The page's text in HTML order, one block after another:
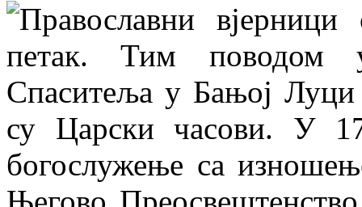
Православни
петак. Тим поводом
Спаситеља у Бањој
су Царски часови. У
богослужење са